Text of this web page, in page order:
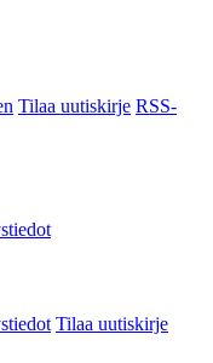
Tilaa uutiskirje RSS-
Tilaa uutiskirje